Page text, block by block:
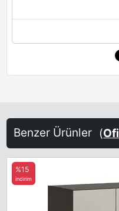
Benzer Ürünler (
%15
indirim